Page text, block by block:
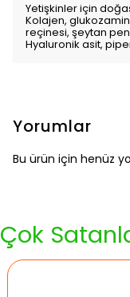
Yetişkinler için
Kolajen,
reçinesi, şeytan
Hyaluronik asit,
Yorumlar
Bu ürün için henüz
Çok